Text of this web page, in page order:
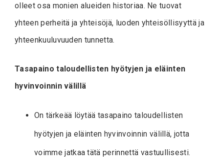
olleet osa monien alueiden historiaa. Ne tuovat
yhteen perheitä ja yhteisöjä, luoden yhteisöllisyyttä ja
yhteenkuuluvuuden tunnetta.
Tasapaino taloudellisten hyötyjen ja eläinten
hyvinvoinnin välillä
On tärkeää löytää tasapaino taloudellisten
hyötyjen ja eläinten hyvinvoinnin välillä, jotta
voimme jatkaa tätä perinnettä vastuullisesti.